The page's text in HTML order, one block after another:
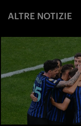
ALTRE NOTIZIE